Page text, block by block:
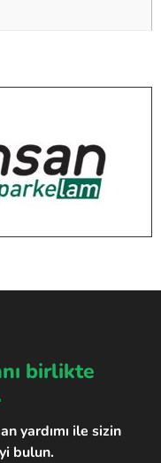
birlikte
yardımı ile sizin
bulun.